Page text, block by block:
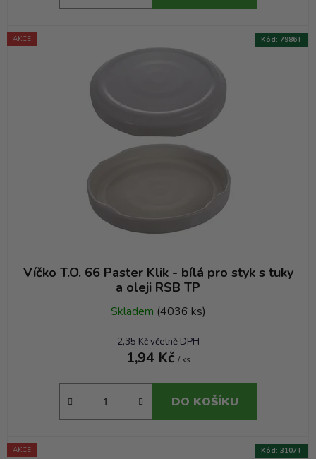
AKCE
Víčko T.O. 66 Paster Klik - bílá pro styk s tuky
a oleji RSB TP
Skladem (4036 ks)
2,35 Kč včetně DPH
1,94 Kč / ks
DO KOŠÍKU
Kód: 7986T
AKCE Kód: 3107T